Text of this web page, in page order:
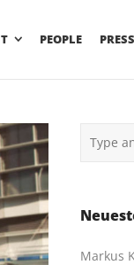
PEOPLE
Markus